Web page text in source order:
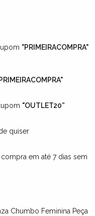
"PRIMEIRACOMPRA"
"OUTLET20”
quiser
compra em até 7 dias sem
Chumbo Feminina Peça